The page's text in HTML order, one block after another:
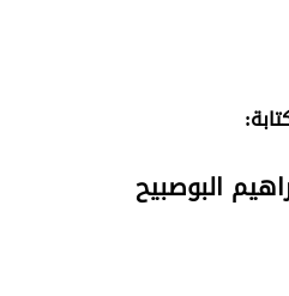
البوصبيح